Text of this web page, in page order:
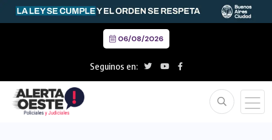
06/08/2026
Seguinos en: